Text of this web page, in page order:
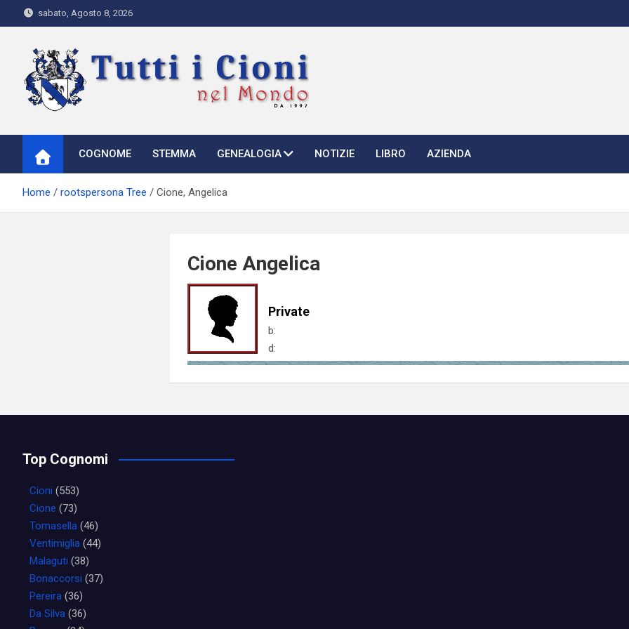
to
sabato, Agosto 8, 2026
Tutti i Cioni nel Mondo
COGNOME STEMMA GENEALOGIA NOTIZIE LIBRO AZIENDA
Home rootspersona Tree Cione, Angelica
Cione Angelica
Private
b:
d:
Top Cognomi
Cioni (553)
Cione (73)
Tomasella (46)
Ventimiglia (44)
Malaguti (38)
Bonaccorsi (37)
Pereira (36)
Da Silva (36)